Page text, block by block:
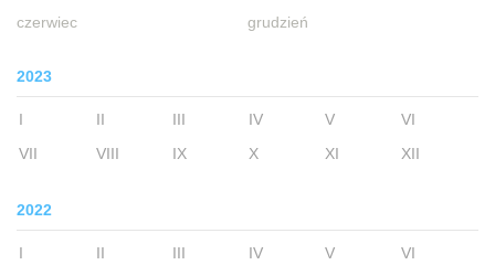
czerwiec
grudzień
2023
I II III IV V
VI
VII
VIII IX X XI XII
2022
I II III IV V
VI